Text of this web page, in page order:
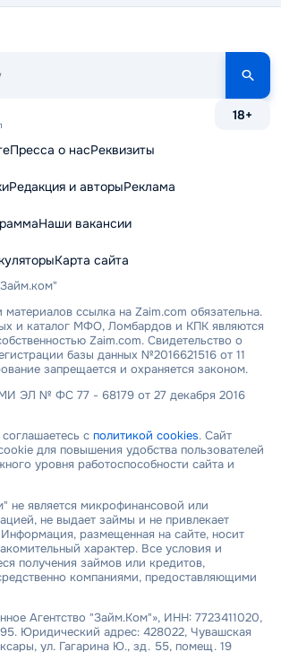
18+
Пресса о насРеквизиты
Редакция и авторыРеклама
Наши вакансии
Карта сайта
ссылка на Zaim.com обязательна.
и каталог МФО, Ломбардов и КПК являются
Zaim.com. Свидетельство о
базы данных №2016621516 от 11
запрещается и охраняется законом.
ЭЛ № ФС 77 - 68179 от 27 декабря 2016
с политикой cookies. Сайт
для повышения удобства пользователей
уровня работоспособности сайта и
является микрофинансовой или
не выдает займы и не привлекает
размещенная на сайте, носит
характер. Все условия и
получения займов или кредитов,
компаниями, предоставляющими
Агентство "Займ.Ком"», ИНН: 7723411020,
Юридический адрес: 428022, Чувашская
ул. Гагарина Ю., зд. 55, помещ. 19